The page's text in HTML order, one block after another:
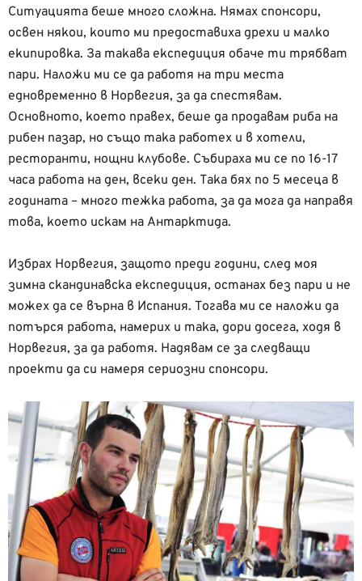
Ситуацията беше много сложна. Нямах спонсори,
освен някои, които ми предоставиха дрехи и малко
екипировка. За такава експедиция обаче ти трябват
пари. Наложи ми се да работя на три места
едновременно в Норвегия, за да спестявам.
Основното, което правех, беше да продавам риба на
рибен пазар, но също така работех и в хотели,
ресторанти, нощни клубове. Събираха ми се по 16-17
часа работа на ден, всеки ден. Така бях по 5 месеца в
годината – много тежка работа, за да мога да направя
това, което искам на Антарктида.
Избрах Норвегия, защото преди години, след моя
зимна скандинавска експедиция, останах без пари и не
можех да се върна в Испания. Тогава ми се наложи да
потърся работа, намерих и така, дори досега, ходя в
Норвегия, за да работя. Надявам се за следващи
проекти да си намеря сериозни спонсори.